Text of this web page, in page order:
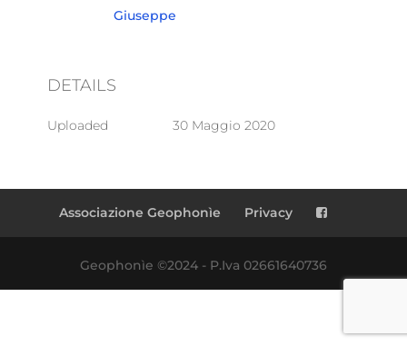
Giuseppe
DETAILS
Uploaded 30 Maggio 2020
Associazione Geophonìe Privacy
Geophonìe ©2024 - P.Iva 02661640736